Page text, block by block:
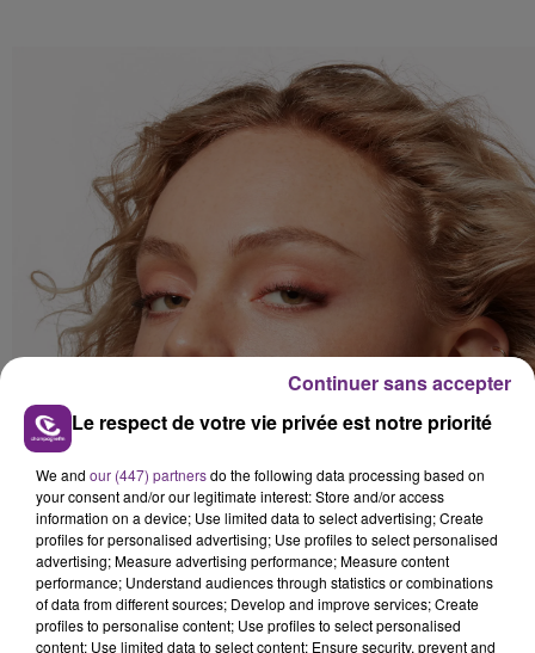
Le respect de votre vie privée est notre priorité
We and our (447) partnersdo the following data processing based on
your consent and/or our legitimate interest: Store and/or access
information on a device; Use limited data to select advertising; Create
profiles for personalised advertising; Use profiles to select personalised
advertising; Measure advertising performance; Measure content
performance; Understand audiences through statistics or combinations
of data from different sources; Develop and improve services; Create
profiles to personalise content; Use profiles to select personalised
content; Use limited data to select content; Ensure security, prevent and
Continuer sans accepter